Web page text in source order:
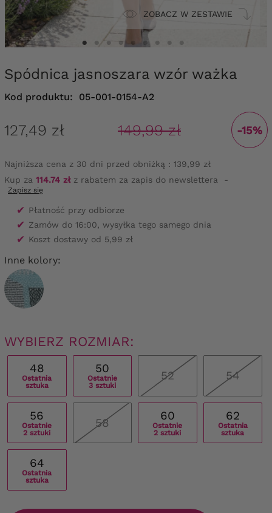
ZOBACZ W ZESTAWIE
Spódnica jasnoszara wzór ważka
Kod produktu: 05-001-0154-A2
127,49 zł 149,99 zł -15%
Najniższa cena z 30 dni przed obniżką : 139,99 zł
Kup za 114.74 złz rabatem za zapis do newslettera -
Zapisz się
✔ Płatność przy odbiorze
✔ Zamów do 16:00, wysyłka tego samego dnia
✔ Koszt dostawy od 5,99 zł
Inne kolory:
WYBIERZ ROZMIAR:
48
Ostatnia
sztuka
50
Ostatnie
3 sztuki
52 54
56
Ostatnie
2 sztuki
58
60
Ostatnie
2 sztuki
62
Ostatnia
sztuka
64
Ostatnia
sztuka